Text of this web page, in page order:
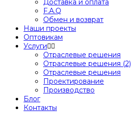
Доставка и оплата
F.A.Q
Обмен и возврат
Наши проекты
Оптовикам
Услуги
Отраслевые решения
Отраслевые решения (2)
Отраслевые решения
Проектирование
Производство
Блог
Контакты